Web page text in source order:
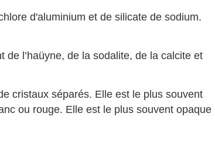
d'aluminium et de silicate de sodium.
l’haüyne, de la sodalite, de la calcite et
cristaux séparés. Elle est le plus souvent
ou rouge. Elle est le plus souvent opaque